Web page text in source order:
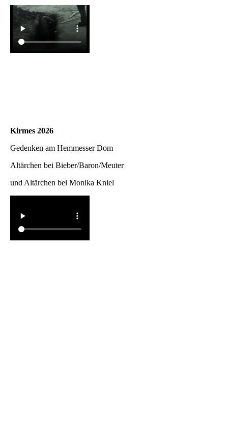
Kirmes 2026
Gedenken am Hemmesser Dom
Altärchen bei Bieber/Baron/Meuter
und Altärchen bei Monika Kniel